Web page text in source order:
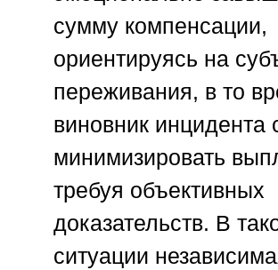
сумму компенсации,
ориентируясь на
переживания, в то
виновник инцидента
минимизировать
требуя объективных
доказательств. В
ситуации